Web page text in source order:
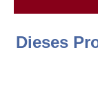
Dieses